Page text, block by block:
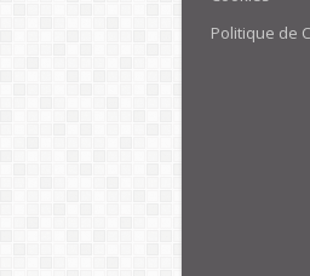
Politique de